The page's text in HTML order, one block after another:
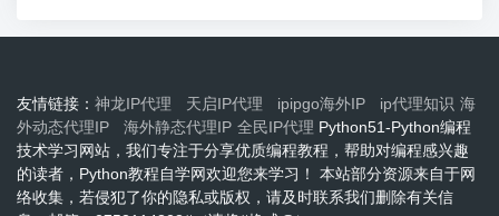
友情链接： 神龙IP代理 天启IP代理 ipipgo海外IP ip代理知识 海
外动态代理IP
海外静态代理IP 全民IP代理 Python51-Python编程
技术学习网站，我们专注于分享优质编程教程，帮助对编程感兴趣
的读者，Python教程自学网欢迎您来学习！ 本站部分资源来自于网
络收集，若侵犯了你的隐私或版权，请及时联系我们删除有关信